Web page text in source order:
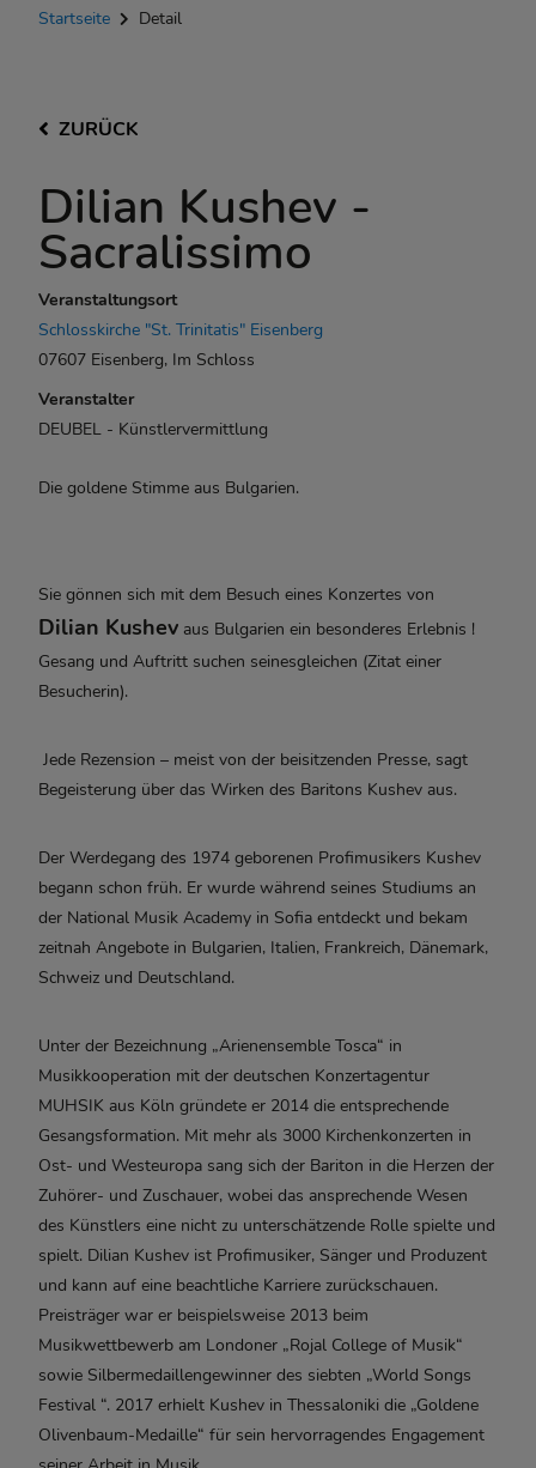
Startseite Detail
ZURÜCK
Dilian Kushev -
Sacralissimo
Die goldene Stimme aus Bulgarien.
Sie gönnen sich mit dem Besuch eines Konzertes von
Dilian Kushev aus Bulgarien ein besonderes Erlebnis !
Gesang und Auftritt suchen seinesgleichen (Zitat einer
Besucherin).
Jede Rezension – meist von der beisitzenden Presse, sagt
Begeisterung über das Wirken des Baritons Kushev aus.
Der Werdegang des 1974 geborenen Profimusikers Kushev
begann schon früh. Er wurde während seines Studiums an
der National Musik Academy in Sofia entdeckt und bekam
zeitnah Angebote in Bulgarien, Italien, Frankreich, Dänemark,
Schweiz und Deutschland.
Unter der Bezeichnung „Arienensemble Tosca“ in
Musikkooperation mit der deutschen Konzertagentur
MUHSIK aus Köln gründete er 2014 die entsprechende
Gesangsformation. Mit mehr als 3000 Kirchenkonzerten in
Ost- und Westeuropa sang sich der Bariton in die Herzen der
Zuhörer- und Zuschauer, wobei das ansprechende Wesen
des Künstlers eine nicht zu unterschätzende Rolle spielte und
spielt. Dilian Kushev ist Profimusiker, Sänger und Produzent
und kann auf eine beachtliche Karriere zurückschauen.
Preisträger war er beispielsweise 2013 beim
Musikwettbewerb am Londoner „Rojal College of Musik“
sowie Silbermedaillengewinner des siebten „World Songs
Festival “. 2017 erhielt Kushev in Thessaloniki die „Goldene
Olivenbaum-Medaille“ für sein hervorragendes Engagement
Veranstaltungsort
Schlosskirche "St. Trinitatis" Eisenberg
07607 Eisenberg, Im Schloss
Veranstalter
DEUBEL - Künstlervermittlung